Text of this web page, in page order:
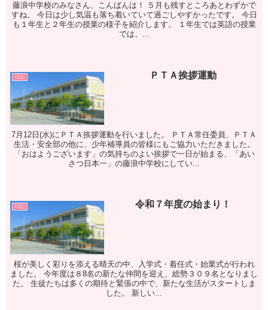
藤浪中学校のみなさん、こんばんは！ ５月も残すところあとわずかで
すね。 今日は少し気温も落ち着いていて過ごしやすかったです。 今日
も１年生と２年生の授業の様子を紹介します。 １年生では英語の授業
では、...
日記 ＰＴＡ挨拶運動
7月12日(水)にＰＴＡ挨拶運動を行いました。 ＰＴＡ常任委員、ＰＴＡ
生活・安全部の他に、少年補導員の皆様にもご協力いただきました。
「おはようございます」の気持ちのよい挨拶で一日が始まる、「あい
さつ日本一」の藤浪中学校にしてい...
日記 令和７年度の始まり！
桜が美しく彩りを添える晴天の中、入学式・着任式・始業式が行われ
ました。 今年度は８8名の新たな仲間を迎え、総勢３０９名となりまし
た。 生徒たちは多くの期待と緊張の中で、新たな生活がスタートしま
した。 新しい...